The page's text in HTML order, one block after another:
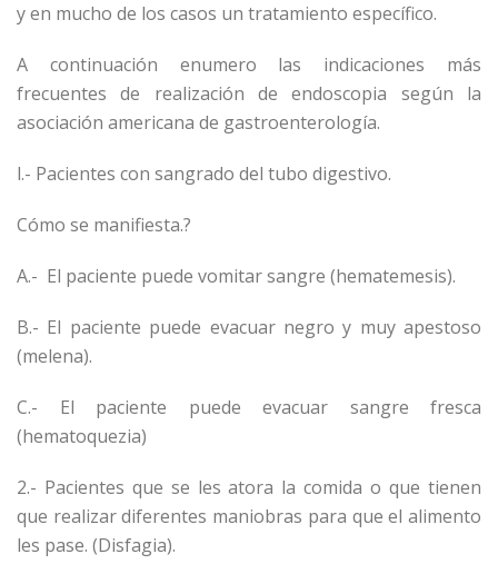
y en mucho de los casos un tratamiento específico.
A continuación enumero las indicaciones más
frecuentes de realización de endoscopia según la
asociación americana de gastroenterología.
l.- Pacientes con sangrado del tubo digestivo.
Cómo se manifiesta.?
A.- El paciente puede vomitar sangre (hematemesis).
B.- El paciente puede evacuar negro y muy apestoso
(melena).
C.- El paciente puede evacuar sangre fresca
(hematoquezia)
2.- Pacientes que se les atora la comida o que tienen
que realizar diferentes maniobras para que el alimento
les pase. (Disfagia).